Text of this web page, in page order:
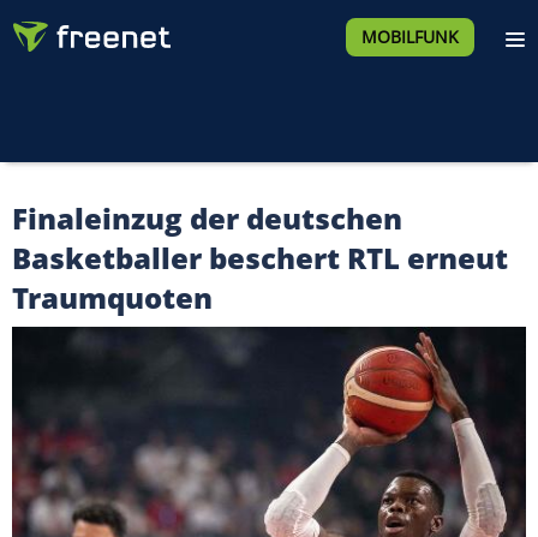
MOBILFUNK
Finaleinzug der deutschen
Basketballer beschert RTL erneut
Traumquoten